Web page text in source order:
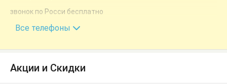
звонок по Росси бесплатно
+7 (800) 100-68-60
Все телефоны
Акции и Скидки